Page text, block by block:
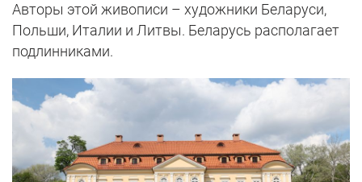
Авторы этой живописи – художники Беларуси,
Польши, Италии и Литвы. Беларусь располагает
подлинниками.